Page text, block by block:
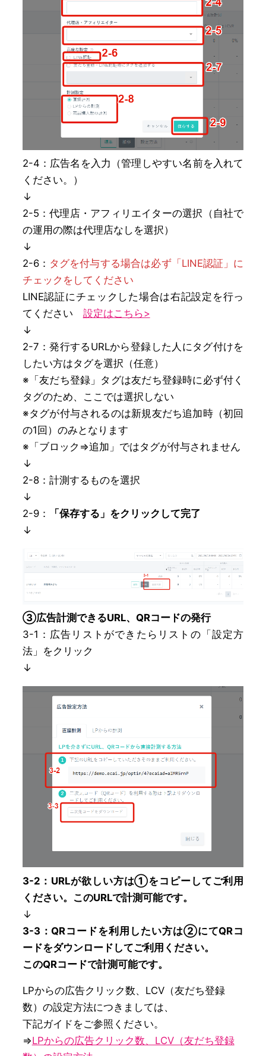
2-4：広告名を入力（管理しやすい名前を入れて
ください。）
↓
2-5：代理店・アフィリエイターの選択（自社で
の運用の際は代理店なしを選択）
↓
2-6： タグを付与する場合は必ず「LINE認証」に
チェックをしてください
LINE認証にチェックした場合は右記設定を行っ
てください 設定はこちら>
↓
2-7：発行するURLから登録した人にタグ付けを
したい方はタグを選択（任意）
※「友だち登録」タグは友だち登録時に必ず付く
タグのため、ここでは選択しない
※タグが付与されるのは新規友だち追加時（初回
の1回）のみとなります
※「ブロック⇒追加」ではタグが付与されません
↓
2-8：計測するものを選択
↓
2-9：
「保存する」をクリックして完了
↓
③広告計測できるURL、QRコードの発行
3-1：広告リストができたらリストの「設定方
法」をクリック
↓
3-2：URLが欲しい方は①をコピーしてご利用
ください。このURLで計測可能です。
↓
3-3：QRコードを利用したい方は②にてQRコ
ードをダウンロードしてご利用ください。
このQRコードで計測可能です。
LPからの広告クリック数、LCV（友だち登録
数）の設定方法につきましては、
下記ガイドをご参照ください。
⇒LPからの広告クリック数、LCV（友だち登録